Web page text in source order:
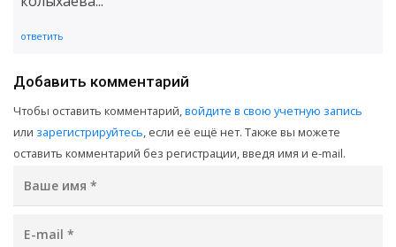
ответить
Добавить комментарий
Чтобы оставить комментарий,войдите в свою учетную запись
или зарегистрируйтесь, если её ещё нет. Также вы можете
оставить комментарий без регистрации, введя имя и e-mail.